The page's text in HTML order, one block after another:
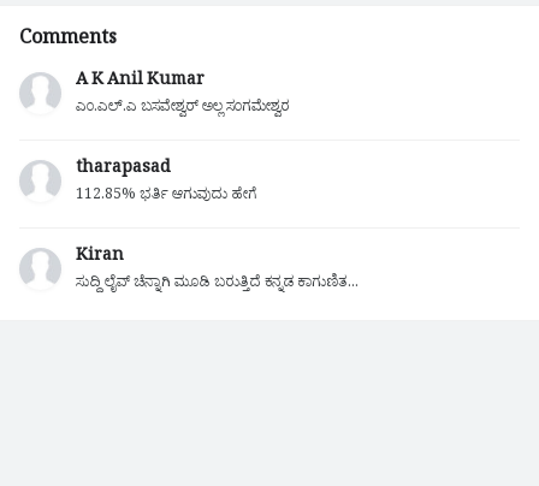
Comments
A K Anil Kumar
ಎಂ.ಎಲ್.ಎ ಬಸವೇಶ್ವರ್ ಅಲ್ಲ ಸಂಗಮೇಶ್ವರ
tharapasad
112.85% ಭರ್ತಿ ಆಗುವುದು ಹೇಗೆ
Kiran
ಸುದ್ದಿ ಲೈವ್ ಚೆನ್ನಾಗಿ ಮೂಡಿ ಬರುತ್ತಿದೆ ಕನ್ನಡ ಕಾಗುಣಿತ...